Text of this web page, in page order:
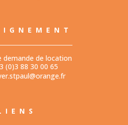
demande de location
(0)3 88 30 00 65